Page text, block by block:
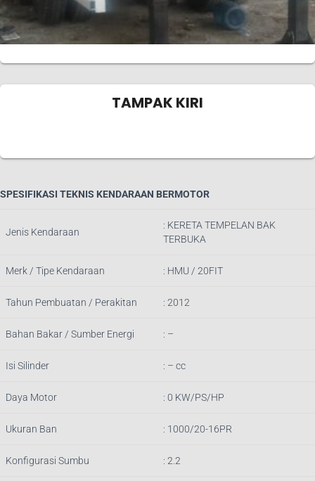
TAMPAK KIRI
SPESIFIKASI TEKNIS KENDARAAN BERMOTOR
Jenis Kendaraan
: KERETA TEMPELAN BAK
TERBUKA
Merk / Tipe Kendaraan : HMU / 20FIT
Tahun Pembuatan / Perakitan : 2012
Bahan Bakar / Sumber Energi : –
Isi Silinder : – cc
Daya Motor : 0 KW/PS/HP
Ukuran Ban : 1000/20-16PR
Konfigurasi Sumbu : 2.2